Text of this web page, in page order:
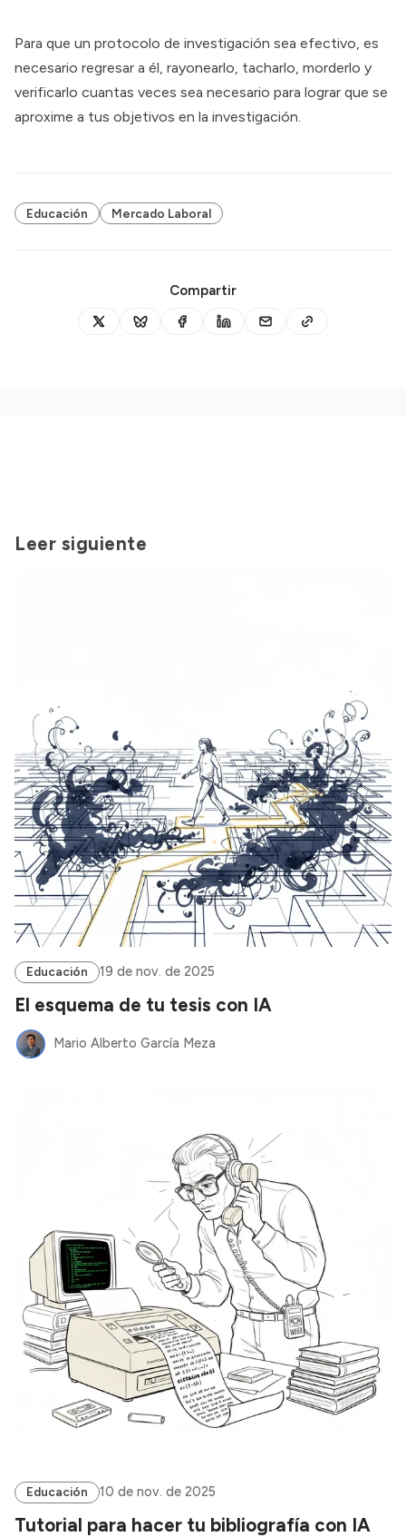
Para que un protocolo de investigación sea efectivo, es
necesario regresar a él, rayonearlo, tacharlo, morderlo y
verificarlo cuantas veces sea necesario para lograr que se
aproxime a tus objetivos en la investigación.
Educación Mercado Laboral
Compartir
Leer siguiente
Educación 19 de nov. de 2025
El esquema de tu tesis con IA
Mario Alberto García Meza
Educación 10 de nov. de 2025
Tutorial para hacer tu bibliografía con IA